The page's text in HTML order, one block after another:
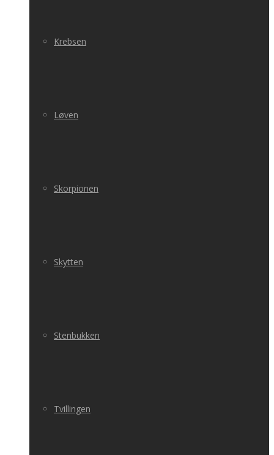
Krebsen
Løven
Skorpionen
Skytten
Stenbukken
Tvillingen